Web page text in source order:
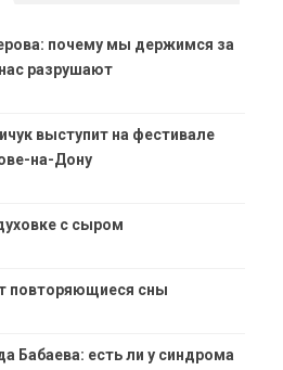
почему мы держимся за
разрушают
выступит на фестивале
на-Дону
с сыром
повторяющиеся сны
Бабаева: есть ли у синдрома